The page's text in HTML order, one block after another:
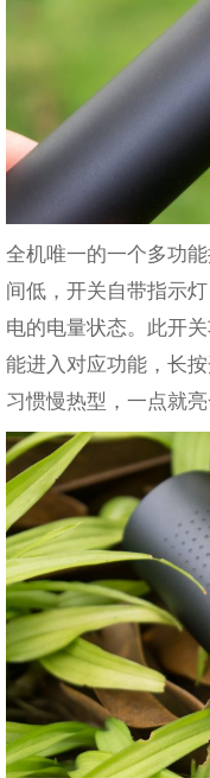
全机唯一的一个多功
间低，开关自带指示
电的电量状态。此开
能进入对应功能，长
习惯慢热型，一点就